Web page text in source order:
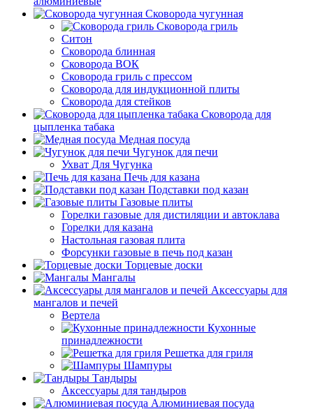
Сковорода чугунная
Сковорода гриль
Ситон
Сковорода блинная
Сковорода ВОК
Сковорода гриль с прессом
Сковорода для индукционной плиты
Сковорода для стейков
Сковорода для
цыпленка табака
Медная посуда
Чугунок для печи
Ухват Для Чугунка
Печь для казана
Подставки под казан
Газовые плиты
Горелки газовые для дистиляции и автоклава
Горелки для казана
Настольная газовая плита
Форсунки газовые в печь под казан
Торцевые доски
Мангалы
Аксессуары для
мангалов и печей
Вертела
Кухонные
принадлежности
Решетка для гриля
Шампуры
Тандыры
Аксессуары для тандыров
Алюминиевая посуда